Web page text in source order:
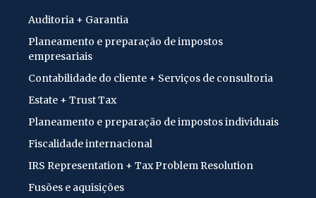
Auditoria + Garantia
Planeamento e preparação de impostos
empresariais
Contabilidade do cliente + Serviços de consultoria
Estate + Trust Tax
Planeamento e preparação de impostos individuais
Fiscalidade internacional
IRS Representation + Tax Problem Resolution
Fusões e aquisições